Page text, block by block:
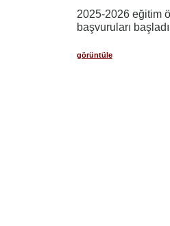
2025-2026 eğitim
başvuruları
görüntüle